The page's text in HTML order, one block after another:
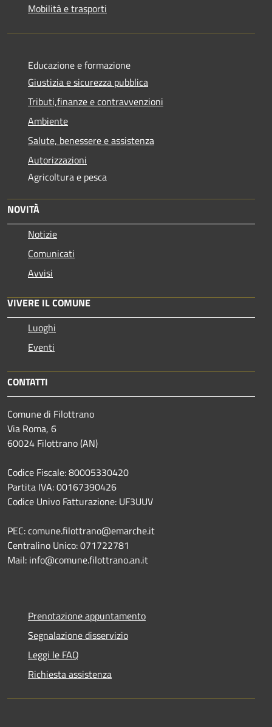
Mobilità e trasporti
Educazione e formazione
Giustizia e sicurezza pubblica
Tributi,finanze e contravvenzioni
Ambiente
Salute, benessere e assistenza
Autorizzazioni
Agricoltura e pesca
NOVITÀ
Notizie
Comunicati
Avvisi
VIVERE IL COMUNE
Luoghi
Eventi
CONTATTI
Comune di Filottrano
Via Roma, 6
60024 Filottrano (AN)
Codice Fiscale: 80005330420
Partita IVA: 00167390426
Codice Univo Fatturazione: UF3UUV
PEC: comune.filottrano@emarche.it
Centralino Unico: 071722781
Mail: info@comune.filottrano.an.it
Prenotazione appuntamento
Segnalazione disservizio
Leggi le FAQ
Richiesta assistenza